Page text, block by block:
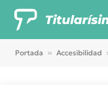
Portada » Accesibilidad